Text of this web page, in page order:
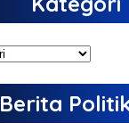
Berita